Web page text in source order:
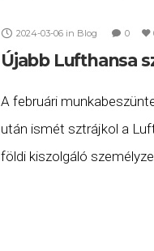
2024-03-06 in Blog 0
Újabb Lufthansa
A februári
után ismét sztrájkol a
földi kiszolgáló